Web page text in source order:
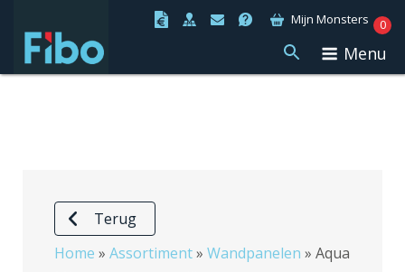
naar
Mijn Monsters 0
Menu
Terug
Home » Assortiment» Wandpanelen » Aqua